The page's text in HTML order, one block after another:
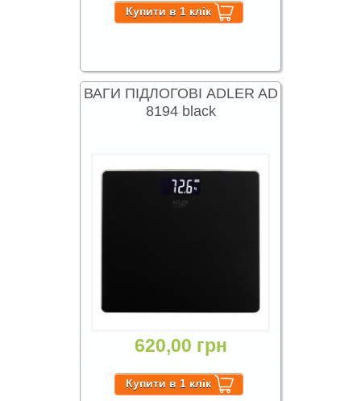
ВАГИ ПІДЛОГОВІ ADLER AD
8194 black
620,00 грн